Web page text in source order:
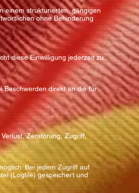
einem strukturierten, gängigen
ohne Behinderung
diese Einwilligung jederzeit zu
Beschwerden direkt an die für
Zerstörung, Zugriff,
Bei jedem Zugriff auf
(Logfile) gespeichert und